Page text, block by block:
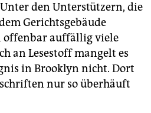
den Unterstützern, die
Gerichtsgebäude
offenbar auffällig viele
an Lesestoff mangelt es
in Brooklyn nicht. Dort
nur so überhäuft